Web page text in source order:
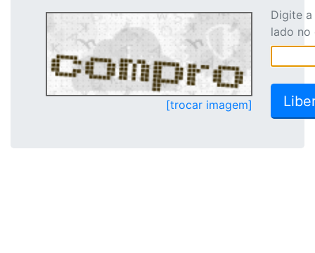
[trocar imagem]
Digite
lado no